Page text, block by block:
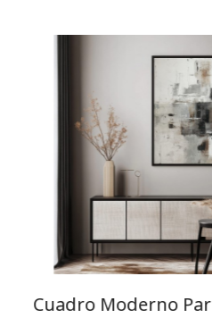
Cuadro Moderno